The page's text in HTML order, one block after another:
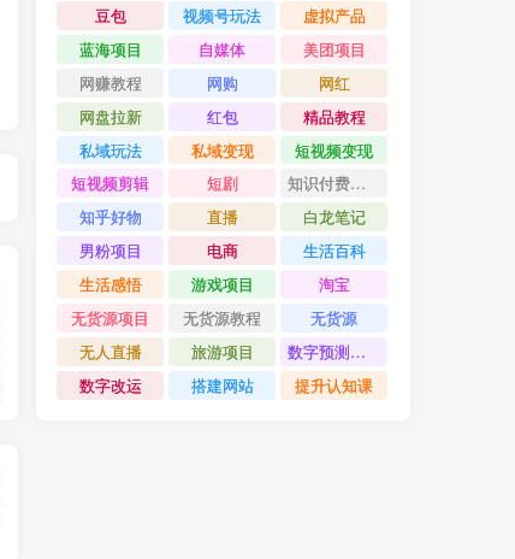
碧桂园爆雷？未来房价会如何？
豆包
视频号玩法
虚拟产品
蓝海项目
自媒体
美团项目
网赚教程
网购
网红
网盘拉新
红包
精品教程
私域玩法
私域变现
短视频变现
短视频剪辑
短剧
知识付费项目
知乎好物
直播
白龙笔记
男粉项目
电商
生活百科
生活感悟
游戏项目
淘宝
无货源项目
无货源教程
无货源
无人直播
旅游项目
数字预测大师
数字改运
搭建网站 提升认知课